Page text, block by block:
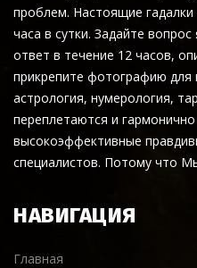
проблем. Настоящие
часа в сутки. Задайте
ответ в течение 12 часов,
прикрепите фотографию для
астрология, нумерология,
переплетаются и
высокоэффективные
специалистов. Потому что
НАВИГАЦИЯ
Главная